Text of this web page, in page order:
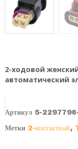
2-ходовой
автоматический
Артикул 5-
Метки 2-контактный,